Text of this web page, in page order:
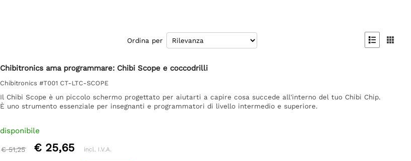
Ordina per  
Chibitronics ama programmare: Chibi Scope e coccodrilli
Chibitronics #T001 CT-LTC-SCOPE
Il Chibi Scope è un piccolo schermo progettato per aiutarti a capire cosa succede all'interno del tuo Chibi Chip.
È uno strumento essenziale per insegnanti e programmatori di livello intermedio e superiore.
disponibile
€ 51,25 € 25,65 incl. I.V.A.